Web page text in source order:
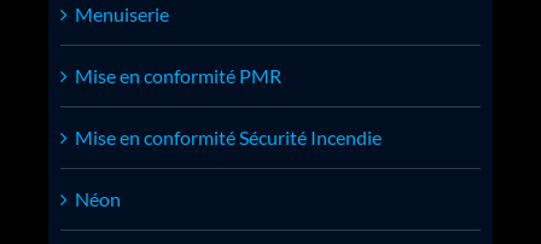
Menuiserie
Mise en conformité PMR
Mise en conformité Sécurité Incendie
Néon